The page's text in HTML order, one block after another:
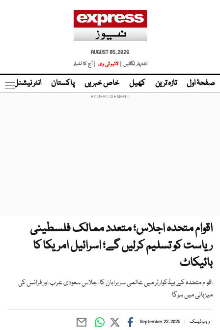
AUGUST 05, 2026
اشتہار لگائیں |
لائیو ٹی وی | آج کا اخبار
صفحۂ اول تازہ ترین کھیل خاص خبریں پاکستان انٹر نیشنل
اقوام متحدہ اجلاس؛ متعدد ممالک فلسطینی
ریاست کو تسلیم کرلیں گے؛ اسرائیل امریکا کا
بائیکاٹ
اقوام متحدہ کے ہیڈکوارٹر میں عالمی سربراہان کا اجلاس سعودی عرب اور فرانس کی
میزبانی میں ہوگا
ویب ڈیسک September 22, 2025